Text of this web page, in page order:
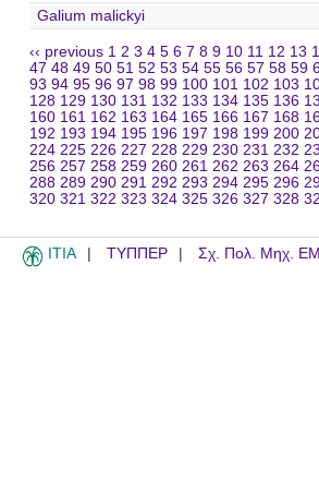
Galium malickyi
‹‹ previous 1 2 3 4 5 6 7 8 9 10 11 12 13
47 48 49 50 51 52 53 54 55 56 57 58 59
93 94 95 96 97 98 99 100 101 102 103
128 129 130 131 132 133 134 135 136
160 161 162 163 164 165 166 167 168
192 193 194 195 196 197 198 199 200
224 225 226 227 228 229 230 231 232
256 257 258 259 260 261 262 263 264
288 289 290 291 292 293 294 295 296
320 321 322 323 324 325 326 327 328
ITIA ΤΥΠΠΕΡ Σχ. Πολ. Μηχ.